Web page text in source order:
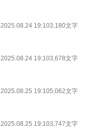
2025.08.24 19:103,180文字
2025.08.24 19:103,678文字
2025.08.25 19:105,062文字
2025.08.25 19:103,747文字